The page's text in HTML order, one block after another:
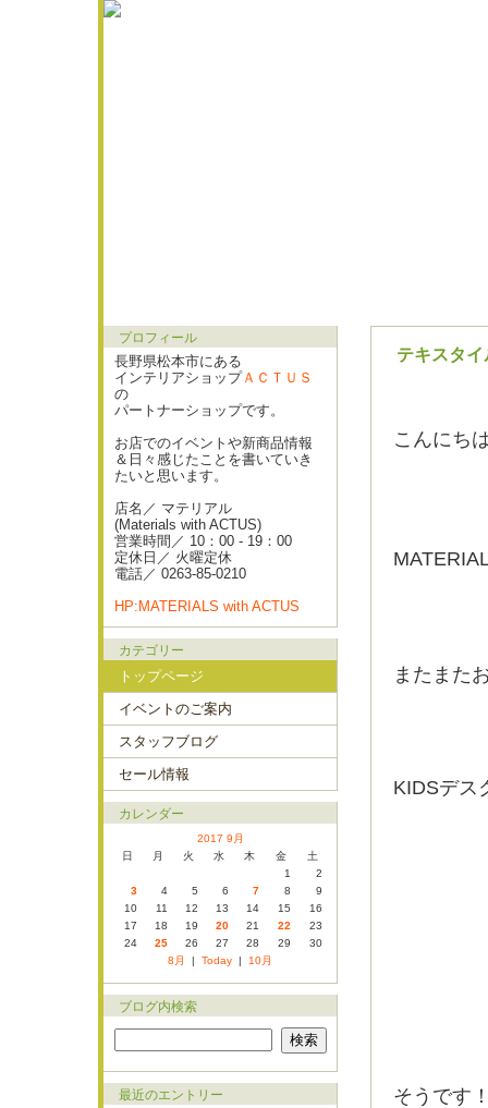
テキスタ
こんにち
またまた
KIDSデス
そうです
プロフィール
長野県松本市にある
インテリアショップＡＣＴＵＳ
の
パートナーショップです。
お店でのイベントや新商品情報
＆日々感じたことを書いていき
たいと思います。
店名／ マテリアル
(Materials with ACTUS)
営業時間／ 10：00 - 19：00
定休日／ 火曜定休
電話／ 0263-85-0210
HP:MATERIALS with ACTUS
カテゴリー
トップページ
イベントのご案内
スタッフブログ
セール情報
カレンダー
2017 9月
日
月 火 水 木 金
土
1
2
3
4 5 6 7 8
9
10
11 12 13 14 15
16
17
18 19 20 21 22
23
24
25 26 27 28 29
30
8月
| Today | 10月
ブログ内検索
最近のエントリー